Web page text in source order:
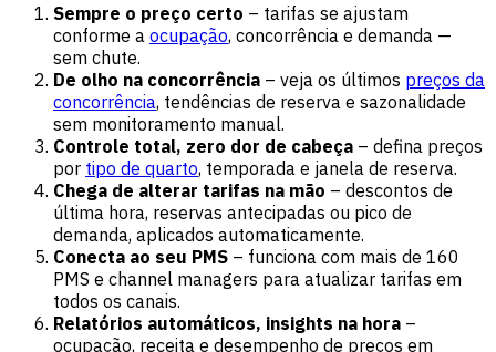
Sempre o preço certo – tarifas se ajustam
conforme a ocupação, concorrência e demanda —
sem chute.
De olho na concorrência – veja os últimos preços da
concorrência, tendências de reserva e sazonalidade
sem monitoramento manual.
Controle total, zero dor de cabeça – defina preços
por tipo de quarto, temporada e janela de reserva.
Chega de alterar tarifas na mão – descontos de
última hora, reservas antecipadas ou pico de
demanda, aplicados automaticamente.
Conecta ao seu PMS – funciona com mais de 160
PMS e channel managers para atualizar tarifas em
todos os canais.
Relatórios automáticos, insights na hora –
ocupação, receita e desempenho de preços em